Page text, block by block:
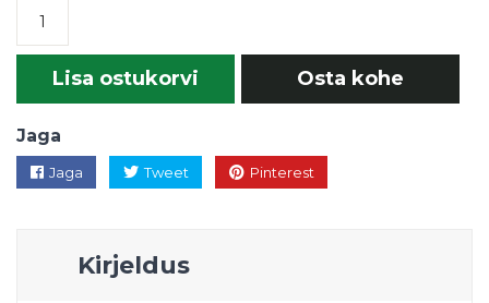
Lisa ostukorvi Osta kohe
Jaga
Jaga Tweet Pinterest
Kirjeldus